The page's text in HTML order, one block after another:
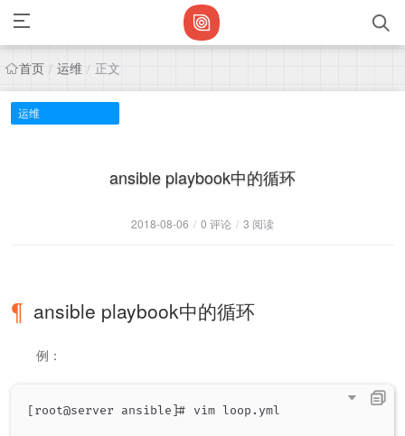
首页 / 运维 / 正文
运维
ansible playbook中的循环
2018-08-06 / 0 评论 / 3 阅读
ansible playbook中的循环
​ ​ 例：
[root@server ansible]# vim loop.yml